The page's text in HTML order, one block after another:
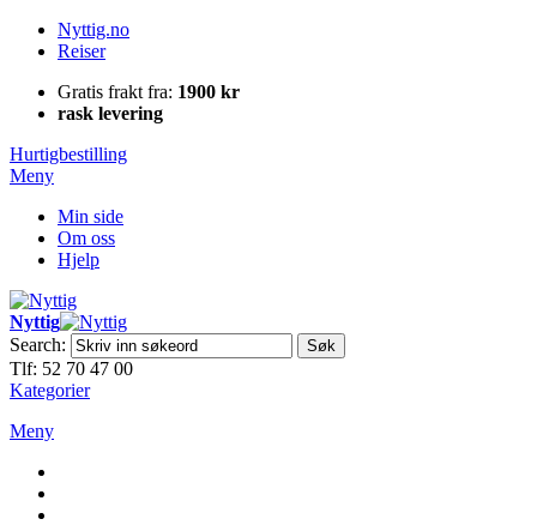
Nyttig.no
Reiser
Gratis frakt fra: 1900 kr
rask levering
Hurtigbestilling
Meny
Min side
Om oss
Hjelp
Nyttig
Search:
Søk
Tlf: 52 70 47 00
Kategorier
Meny